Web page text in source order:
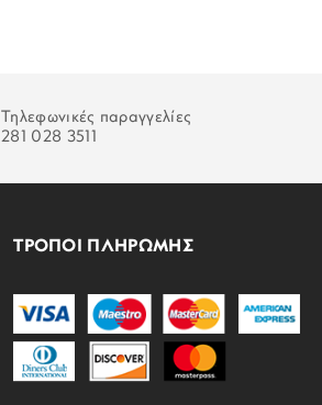
Τηλεφωνικές παραγγελίες
281 028 3511
ΤΡΟΠΟΙ ΠΛΗΡΩΜΗΣ